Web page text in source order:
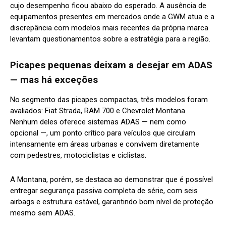
cujo desempenho ficou abaixo do esperado. A ausência de
equipamentos presentes em mercados onde a GWM atua e a
discrepância com modelos mais recentes da própria marca
levantam questionamentos sobre a estratégia para a região.
Picapes pequenas deixam a desejar em ADAS
— mas há exceções
No segmento das picapes compactas, três modelos foram
avaliados: Fiat Strada, RAM 700 e Chevrolet Montana.
Nenhum deles oferece sistemas ADAS — nem como
opcional —, um ponto crítico para veículos que circulam
intensamente em áreas urbanas e convivem diretamente
com pedestres, motociclistas e ciclistas.
A Montana, porém, se destaca ao demonstrar que é possível
entregar segurança passiva completa de série, com seis
airbags e estrutura estável, garantindo bom nível de proteção
mesmo sem ADAS.